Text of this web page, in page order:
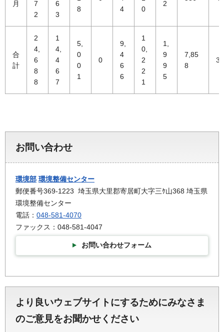
月
7
2
6
3
8
4
0
2
合
計
2
4,
6
8
8
1
4,
4
6
7
5,
0
0
1
0
9,
4
6
6
1
0,
2
2
1
1,
9
9
5
7,85
8
お問い合わせ
環境部 環境整備センター
郵便番号369-1223 埼玉県大里郡寄居町大字三ｹ山368 埼玉県
環境整備センター
電話： 048-581-4070
ファックス：048-581-4047
お問い合わせフォーム
より良いウェブサイトにするためにみなさま
のご意見をお聞かせください